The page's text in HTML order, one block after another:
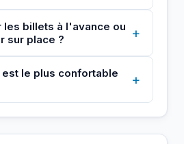
les billets à l'avance ou
sur place ?
+
le plus confortable
+